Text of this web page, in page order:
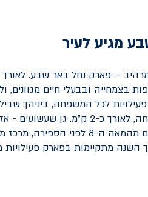
מגיע לעיר
בצמחייה ובבעלי חיים מגוונים,
לכל המשפחה, ביניהן:
כ-2 ק"מ
. גן שעשועים -
לילדים, גן ארכיאולוגי - שרידי יישוב
השנה מתקיימות בפארק פעילויות